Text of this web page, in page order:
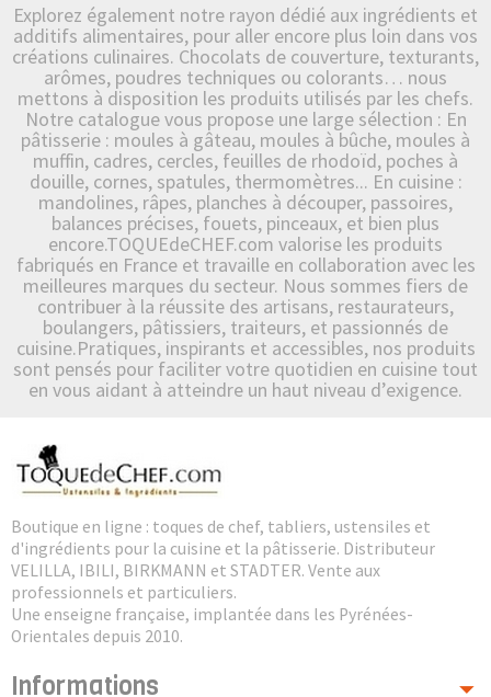
Explorez également notre rayon dédié aux ingrédients et
additifs alimentaires, pour aller encore plus loin dans vos
créations culinaires. Chocolats de couverture, texturants,
arômes, poudres techniques ou colorants… nous
mettons à disposition les produits utilisés par les chefs.
Notre catalogue vous propose une large sélection : En
pâtisserie : moules à gâteau, moules à bûche, moules à
muffin, cadres, cercles, feuilles de rhodoïd, poches à
douille, cornes, spatules, thermomètres... En cuisine :
mandolines, râpes, planches à découper, passoires,
balances précises, fouets, pinceaux, et bien plus
encore.TOQUEdeCHEF.com valorise les produits
fabriqués en France et travaille en collaboration avec les
meilleures marques du secteur. Nous sommes fiers de
contribuer à la réussite des artisans, restaurateurs,
boulangers, pâtissiers, traiteurs, et passionnés de
cuisine.Pratiques, inspirants et accessibles, nos produits
sont pensés pour faciliter votre quotidien en cuisine tout
en vous aidant à atteindre un haut niveau d’exigence.
Boutique en ligne : toques de chef, tabliers, ustensiles et
d'ingrédients pour la cuisine et la pâtisserie. Distributeur
VELILLA, IBILI, BIRKMANN et STADTER. Vente aux
professionnels et particuliers.
Une enseigne française, implantée dans les Pyrénées-
Orientales depuis 2010.
Informations